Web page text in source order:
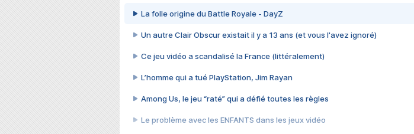
La folle origine du Battle Royale - DayZ
Un autre Clair Obscur existait il y a 13 ans (et vous l'avez ignoré)
Ce jeu vidéo a scandalisé la France (littéralement)
L’homme qui a tué PlayStation, Jim Rayan
Among Us, le jeu “raté” qui a défié toutes les règles
Le problème avec les ENFANTS dans les jeux vidéo